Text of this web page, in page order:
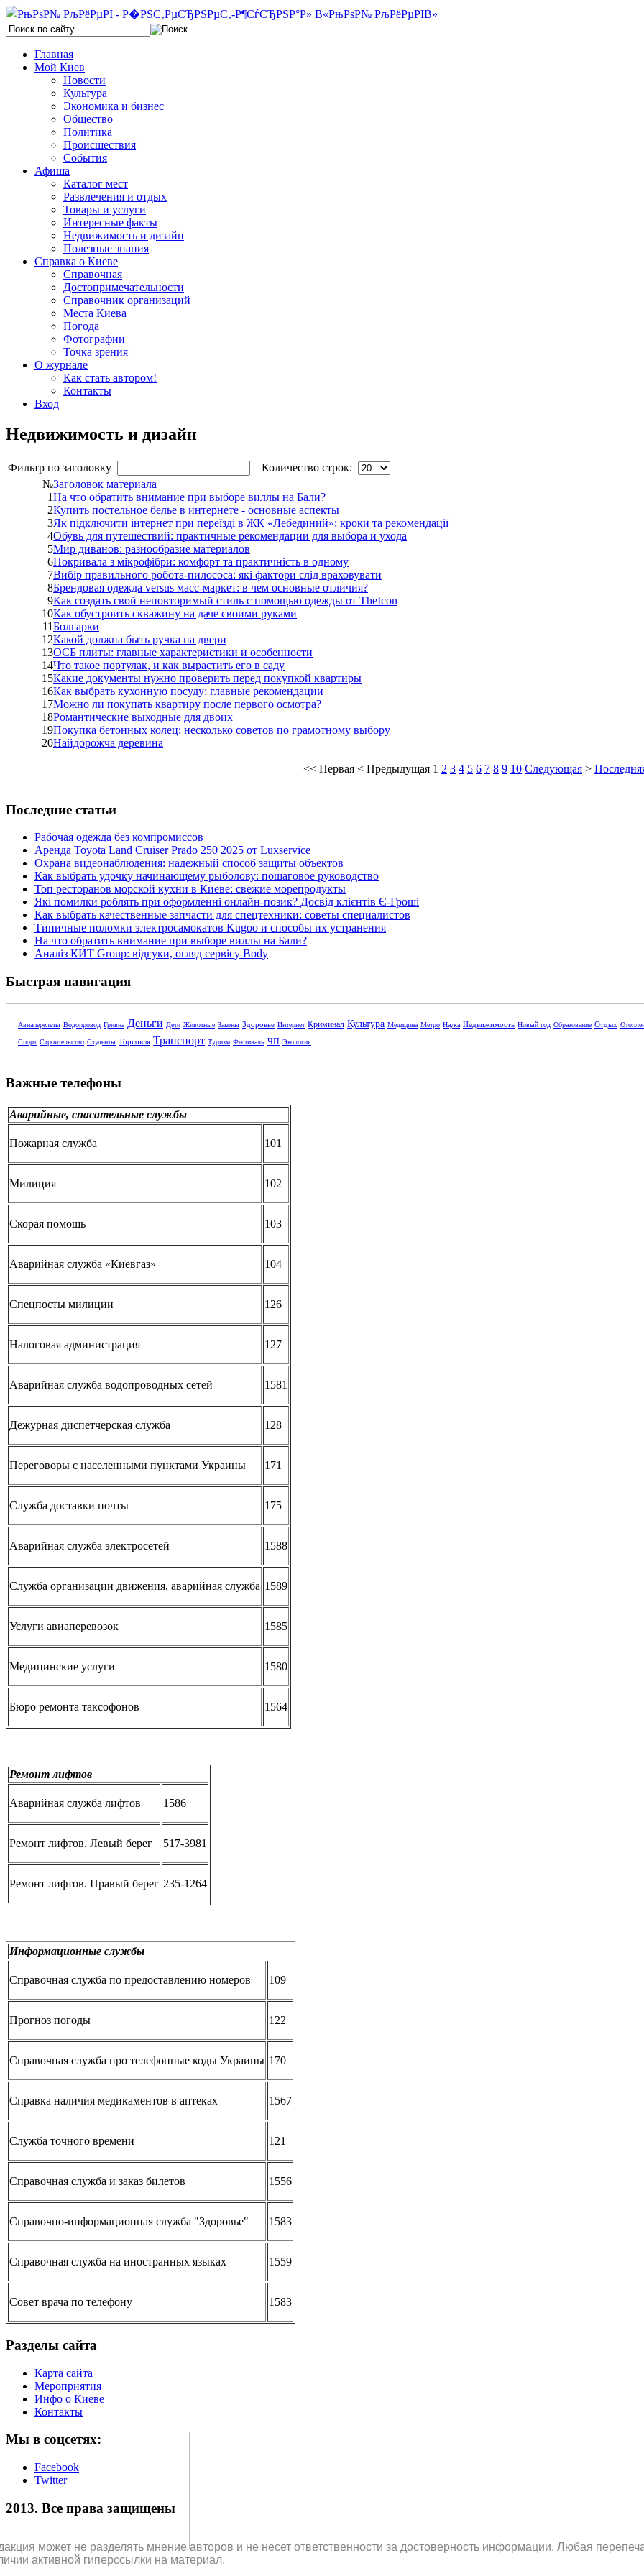
Главная
Мой Киев
Новости
Культура
Экономика и бизнес
Общество
Политика
Происшествия
События
Афиша
Каталог мест
Развлечения и отдых
Товары и услуги
Интересные факты
Недвижимость и дизайн
Полезные знания
Справка о Киеве
Справочная
Достопримечательности
Справочник организаций
Места Киева
Погода
Фотографии
Точка зрения
О журнале
Как стать автором!
Контакты
Вход
Недвижимость и дизайн
Фильтр по заголовку
Количество строк:
№Заголовок материала
1На что обратить внимание при выборе виллы на Бали?
2Купить постельное белье в интернете - основные аспекты
3Як підключити інтернет при переїзді в ЖК «Лебединий»: кроки та рекомендації
4Обувь для путешествий: практичные рекомендации для выбора и ухода
5Мир диванов: разнообразие материалов
6Покривала з мікрофібри: комфорт та практичність в одному
7Вибір правильного робота-пилососа: які фактори слід враховувати
8Брендовая одежда versus масс-маркет: в чем основные отличия?
9Как создать свой неповторимый стиль с помощью одежды от TheIcon
10Как обустроить скважину на даче своими руками
11Болгарки
12Какой должна быть ручка на двери
13ОСБ плиты: главные характеристики и особенности
14Что такое портулак, и как вырастить его в саду
15Какие документы нужно проверить перед покупкой квартиры
16Как выбрать кухонную посуду: главные рекомендации
17Можно ли покупать квартиру после первого осмотра?
18Романтические выходные для двоих
19Покупка бетонных колец: несколько советов по грамотному выбору
20Найдорожча деревина
<< Первая < Предыдущая 1 2 3 4 5 6 7 8 9 10 Следующая >
Последние статьи
Рабочая одежда без компромиссов
Аренда Toyota Land Cruiser Prado 250 2025 от Luxservice
Охрана видеонаблюдения: надежный способ защиты объектов
Как выбрать удочку начинающему рыболову: пошаговое руководство
Топ ресторанов морской кухни в Киеве: свежие морепродукты
Які помилки роблять при оформленні онлайн-позик? Досвід клієнтів Є-Гроші
Как выбрать качественные запчасти для спецтехники: советы специалистов
Типичные поломки электросамокатов Kugoo и способы их устранения
На что обратить внимание при выборе виллы на Бали?
Аналіз КИТ Group: відгуки, огляд сервісу Body
Быстрая навигация
Авиаперелеты Водопровод Гривна Деньги Дети Животные Законы Здоровье Интернет Криминал Культура Медицина Метро Наука Недвижимость Новый год Образование Отдых
Спорт Строительство Студенты Торговля Транспорт Туризм Фестиваль ЧП Экология
Важные телефоны
Аварийные, спасательные службы
Пожарная служба 101
Милиция 102
Скорая помощь 103
Аварийная служба «Киевгаз» 104
Спецпосты милиции 126
Налоговая администрация 127
Аварийная служба водопроводных сетей 1581
Дежурная диспетчерская служба 128
Переговоры с населенными пунктами Украины 171
Служба доставки почты 175
Аварийная служба электросетей 1588
Служба организации движения, аварийная служба 1589
Услуги авиаперевозок 1585
Медицинские услуги 1580
Бюро ремонта таксофонов 1564
Ремонт лифтов
Аварийная служба лифтов 1586
Ремонт лифтов. Левый берег 517-3981
Ремонт лифтов. Правый берег 235-1264
Информационные службы
Справочная служба по предоставлению номеров 109
Прогноз погоды 122
Справочная служба про телефонные коды Украины 170
Справка наличия медикаментов в аптеках 1567
Служба точного времени 121
Справочная служба и заказ билетов 1556
Справочно-информационная служба "Здоровье" 1583
Справочная служба на иностранных языках 1559
Совет врача по телефону 1583
Разделы сайта
Карта сайта
Мероприятия
Инфо о Киеве
Контакты
Мы в соцсетях:
Facebook
Twitter
2013. Все права защищены
может не разделять мнение авторов и не несет ответственности за достоверность информации. Любая
активной гиперссылки на материал.